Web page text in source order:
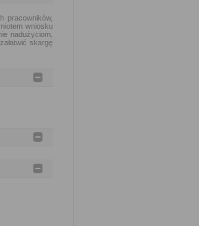
pracowników,
wniosku
nadużyciom,
skargę